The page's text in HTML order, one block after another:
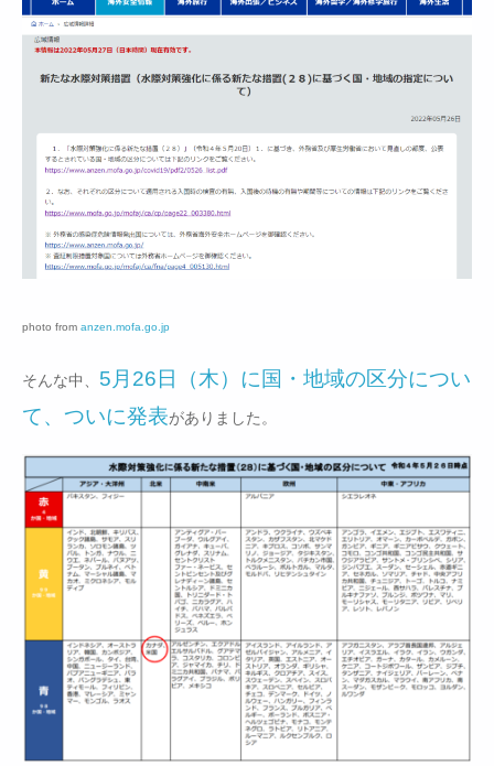
photo from anzen.mofa.go.jp
そんな中、 5月26日（木）に国・地域の区分につい
て、ついに発表がありました。